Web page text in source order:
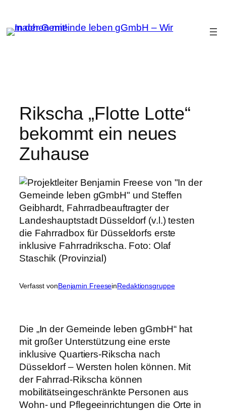
Inhalt
springen
Rikscha „Flotte Lotte“
bekommt ein neues
Zuhause
Verfasst vonBenjamin FreeseinRedaktionsgruppe
Die „In der Gemeinde leben gGmbH“ hat
mit großer Unterstützung eine erste
inklusive Quartiers-Rikscha nach
Düsseldorf – Wersten holen können. Mit
der Fahrrad-Rikscha können
mobilitätseingeschränkte Personen aus
Wohn- und Pflegeeinrichtungen die Orte in